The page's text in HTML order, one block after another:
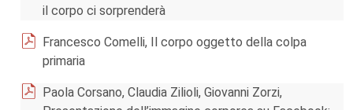
il corpo ci sorprenderà
Francesco Comelli, Il corpo oggetto della colpa
primaria
Paola Corsano, Claudia Zilioli, Giovanni Zorzi,